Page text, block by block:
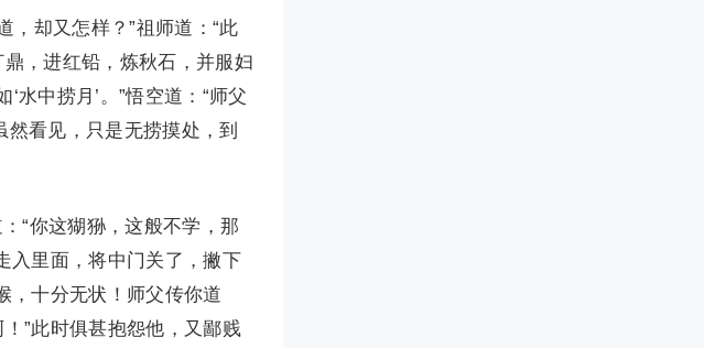
却又怎样？”祖师道：“此
，进红铅，炼秋石，并服妇
水中捞月’。”悟空道：“师父
然看见，只是无捞摸处，到
“你这猢狲，这般不学，那
入里面，将中门关了，撇下
，十分无状！师父传你道
”此时俱甚抱怨他，又鄙贱